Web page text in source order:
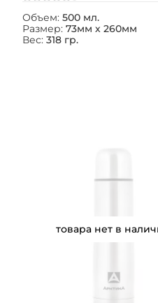
Объем: 500 мл.
Размер: 73мм х 260мм
Вес: 318 гр.
товара нет в